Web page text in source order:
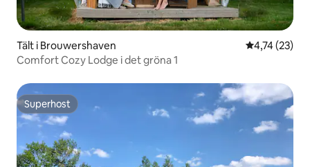
Tält i Brouwershaven 4,74 av 5 i
4,74 (23)
Comfort Cozy Lodge i det gröna 1
Superhost
Superhost